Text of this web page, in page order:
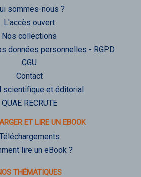
sommes-nous ?
L'accès ouvert
Nos collections
données personnelles - RGPD
CGU
Contact
scientifique et éditorial
QUAE RECRUTE
ET LIRE UN EBOOK
Téléchargements
lire un eBook ?
THÉMATIQUES